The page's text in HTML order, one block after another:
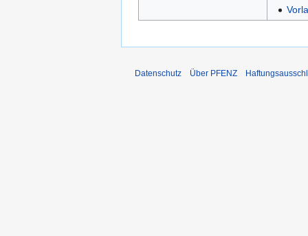
Datenschutz Über PFENZ